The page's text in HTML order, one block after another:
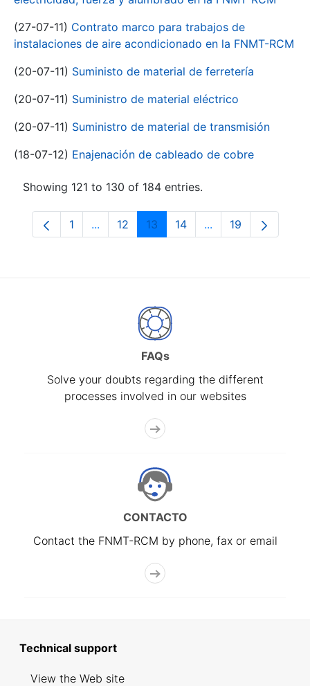
(27-07-11) Contrato marco para trabajos de
instalaciones de aire acondicionado en la FNMT-RCM
(20-07-11) Suministo de material de ferretería
(20-07-11) Suministro de material eléctrico
(20-07-11) Suministro de material de transmisión
(18-07-12) Enajenación de cableado de cobre
Showing 121 to 130 of 184 entries.
Page
1 ...Intermediate Pages Use TAB to navigate.
Page
12 Page
13 Page
14 ...Intermediate
Page
19
FAQs
Solve your doubts regarding the different
processes involved in our websites
CONTACTO
Contact the FNMT-RCM by phone, fax or email
Technical support
View the Web site